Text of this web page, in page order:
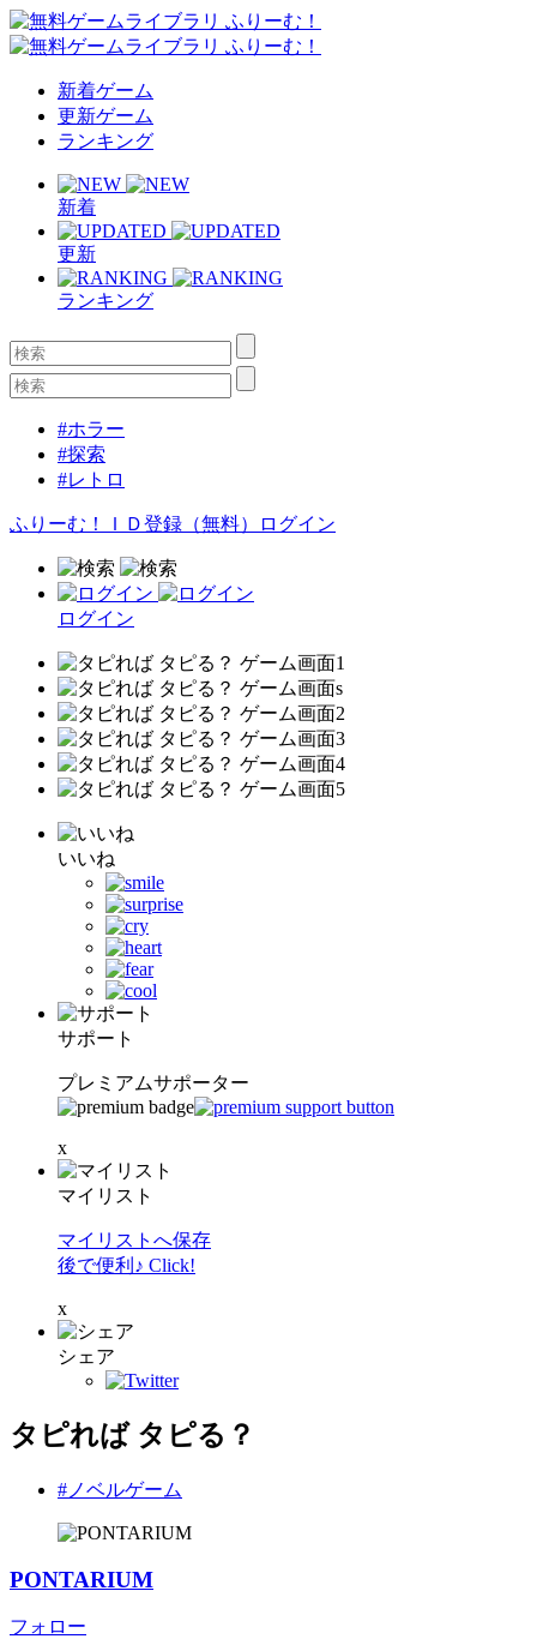
新着ゲーム
更新ゲーム
ランキング
新着
更新
ランキング
#ホラー
#探索
#レトロ
ふりーむ！ＩＤ登録（無料） ログイン
ログイン
いいね
サポート
プレミアムサポーター
x
マイリスト
マイリストへ保存
後で便利♪ Click!
x
シェア
タピれば タピる？
#ノベルゲーム
PONTARIUM
フォロー